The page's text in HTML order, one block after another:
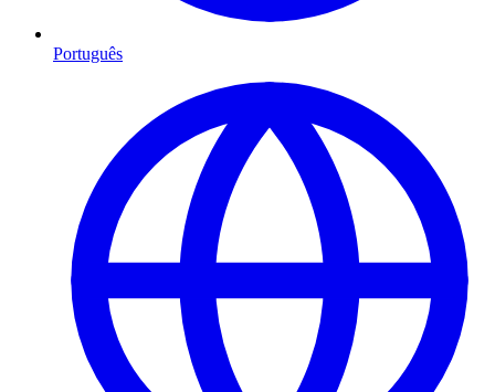
Português